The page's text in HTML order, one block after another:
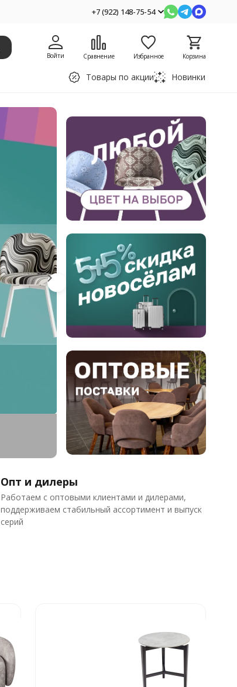
+7 (922) 148-75-54
Войти Сравнение Избранное Корзина
Товары по акции Новинки
Опт и дилеры
Работаем с оптовыми клиентами и дилерами,
поддерживаем стабильный ассортимент и выпуск
серий